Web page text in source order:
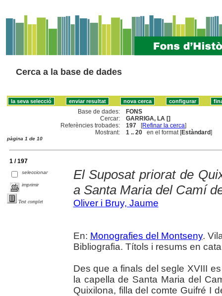
Cerca a la base de dades
Base de dades:
FONS
Cercar:
GARRIGA, LA []
Referències trobades:
197 [Refinar la cerca]
Mostrant:
1 .. 20 en el format [Estàndard]
pàgina 1 de 10
1 / 197
seleccionar
imprimir
Text complet
El Suposat priorat de
a Santa Maria del Camí
Oliver i Bruy, Jaume
En: Monografies del Montseny.
Bibliografia. Títols i resums en
Des que a finals del segle XVIII
la capella de Santa Maria del
Quixilona, filla del comte Guifré I